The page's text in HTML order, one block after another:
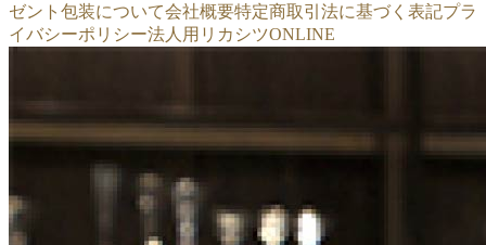
ゼント包装について会社概要特定商取引法に基づく表記プラ
イバシーポリシー法人用リカシツONLINE